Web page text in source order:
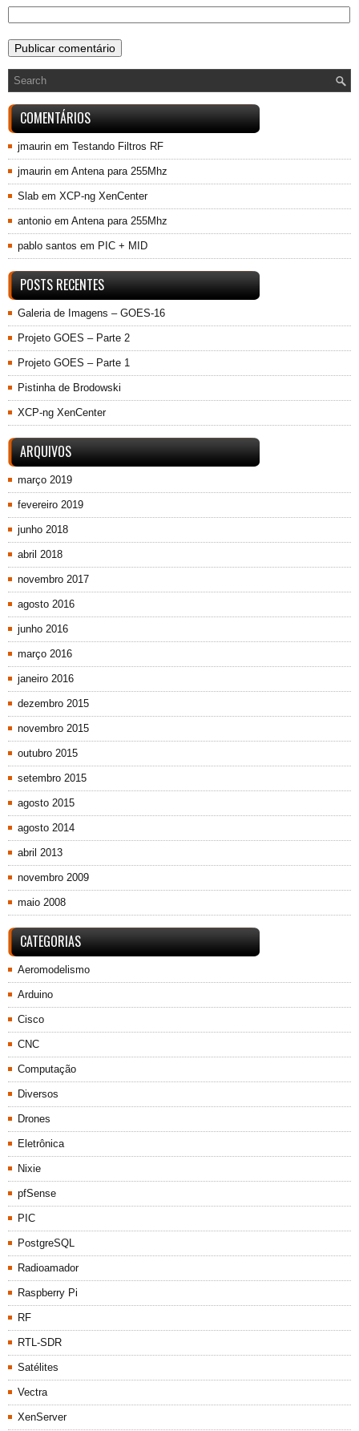
COMENTÁRIOS
jmaurin em Testando Filtros RF
jmaurin em Antena para 255Mhz
Slab em XCP-ng XenCenter
antonio em Antena para 255Mhz
pablo santos em PIC + MID
POSTS RECENTES
Galeria de Imagens – GOES-16
Projeto GOES – Parte 2
Projeto GOES – Parte 1
Pistinha de Brodowski
XCP-ng XenCenter
ARQUIVOS
março 2019
fevereiro 2019
junho 2018
abril 2018
novembro 2017
agosto 2016
junho 2016
março 2016
janeiro 2016
dezembro 2015
novembro 2015
outubro 2015
setembro 2015
agosto 2015
agosto 2014
abril 2013
novembro 2009
maio 2008
CATEGORIAS
Aeromodelismo
Arduino
Cisco
CNC
Computação
Diversos
Drones
Eletrônica
Nixie
pfSense
PIC
PostgreSQL
Radioamador
Raspberry Pi
RF
RTL-SDR
Satélites
Vectra
XenServer